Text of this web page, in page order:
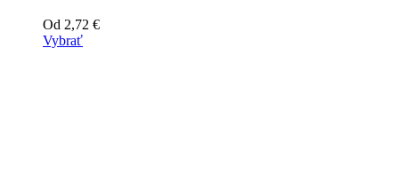
Od 2,72 €
Vybrať